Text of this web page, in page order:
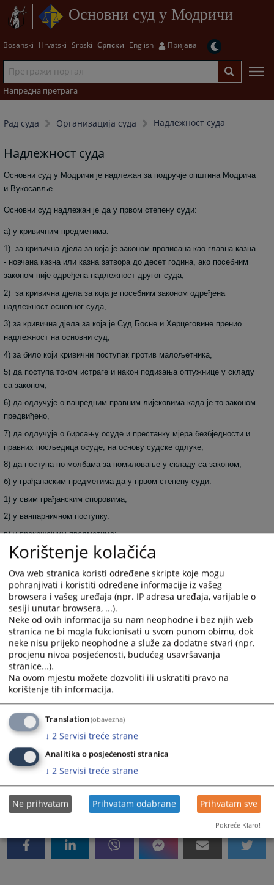
Основни суд у Модричи
Bosanski Hrvatski Srpski Српски English Пријава
Напредна претрага
Рад суда Организација суда Надлежност суда
Надлежност суда
Основни суд у Модричи је надлежан за подручје општина Модрича
и Вукосавље.
Основни суд надлежан је да у првом степену суди:
а) у кривичним предметима:
1) за кривична дјела за која је законом прописана као главна казна
- новчана казна или казна затвора до десет година, ако посебним
законом није одређена надлежност другог суда,
2) за кривична дјела за која је посебним законом одређена
надлежност основног суда,
3) за кривична дјела за која је Суд Босне и Херцеговине пренио
надлежност на основни суд,
4) за било који кривични поступак против малољетника,
5) да поступа током истраге и након подизања оптужнице у складу
са законом,
6) да одлучује о ванредним правним лијековима када је то законом
предвиђено,
7) да одлучује о бирсању осуде и престанку мјера безбједности и
правних посљедица осуде, на основу судске одлуке,
8) да поступа по молбама за помиловање у складу са законом;
б) у грађанаским предметима да у првом степену суди:
1) у свим грађанским споровима,
2) у ванпарничном поступку.
в) у прекршајним предметима:
1) у свим прекршајним предметима,
2) о захтјевима за понављање прекршајног поступка;
г) у другим предметима:
1) да спроводи извршни поступак, ако законом није другачије
одређено;
2) да одређује мјере обезбјеђења, ако законом није другачије
одређено;
3) да рјешава у посебним поступцима, ако законом није другачије
одређено;
д) да обавља земљишно-књижне послове, у складу са законом;
4) да пружа правну помоћ судовима у Босни и Херцеговини;
5) да врши послове међународне правне помоћи, ако законом није
6) да врши послове уписа регистрације удружења грађана;
3361ПРЕГЛЕДА
Korištenje kolačića
Ova web stranica koristi određene skripte koje mogu
pohranjivati i koristiti određene informacije iz vašeg
browsera i vašeg uređaja (npr. IP adresa uređaja, varijable o
sesiji unutar browsera, ...).
Neke od ovih informacija su nam neophodne i bez njih web
stranica ne bi mogla fukcionisati u svom punom obimu, dok
neke nisu prijeko neophodne a služe za dodatne stvari (npr.
procjenu nivoa posjećenosti, budućeg usavršavanja
stranice...).
Na ovom mjestu možete dozvoliti ili uskratiti pravo na
korištenje tih informacija.
Translation(obavezna)
↓ 2 Servisi treće strane
Analitika o posjećenosti stranica
↓ 2 Servisi treće strane
Ne prihvatam Prihvatam odabrane Prihvatam sve
Pokreće Klaro!